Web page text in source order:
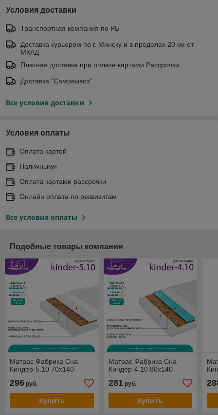
Условия доставки
Транспортная компания по РБ
Доставка курьером по г. Минску и в пределах 20 км от
МКАД
Платная доставка при оплате картами Рассрочки
Доставка "Самовывоз"
Все условия доставки
Условия оплаты
Оплата картой
Наличными
Оплата картами рассрочки
Онлайн оплата по реквизитам
Все условия оплаты
Подобные товары компании
Матрас Фабрика Сна
Киндер-5.10 70x140
296 руб.
Купить
Матрас Фабрика Сна
Киндер-4.10 80x140
281руб.
Купить